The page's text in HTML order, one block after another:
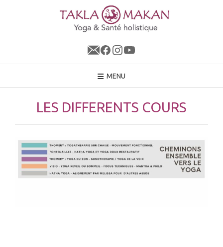
MENU
LES DIFFERENTS COURS